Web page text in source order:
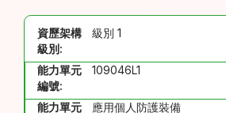
資歷架構
級別:
級別 1
能力單元
編號:
109046L1
能力單元
應用個人防護裝備